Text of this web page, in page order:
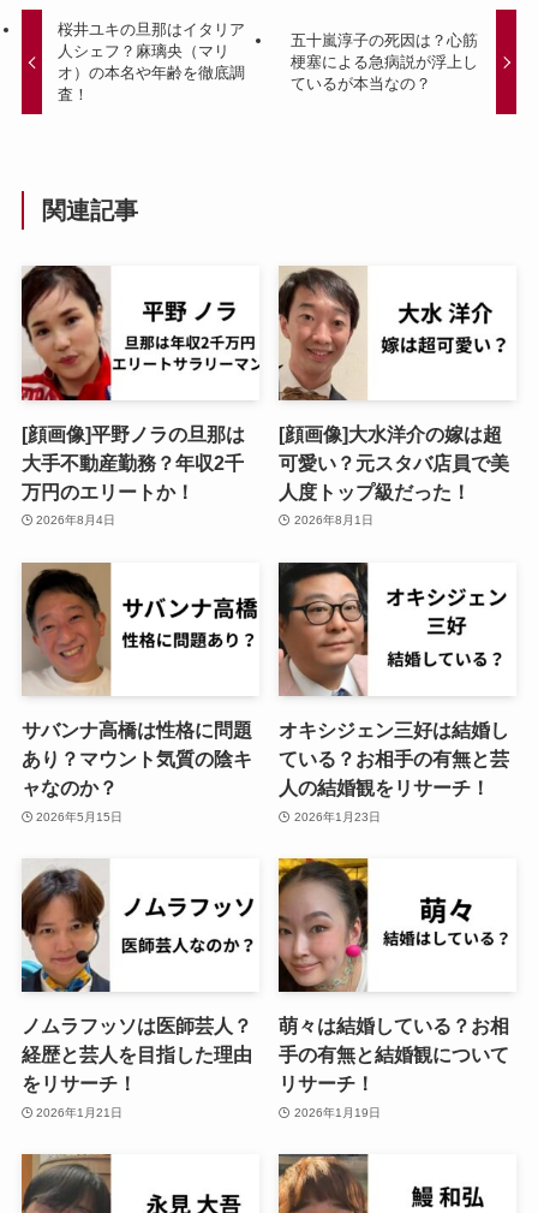
桜井ユキの旦那はイタリア
人シェフ？麻璃央（マリ
オ）の本名や年齢を徹底調
査！
五十嵐淳子の死因は？心筋
梗塞による急病説が浮上し
ているが本当なの？
関連記事
[顔画像]平野ノラの旦那は
大手不動産勤務？年収2千
万円のエリートか！
2026年8月4日
[顔画像]大水洋介の嫁は超
可愛い？元スタバ店員で美
人度トップ級だった！
2026年8月1日
サバンナ高橋は性格に問題
あり？マウント気質の陰キ
ャなのか？
2026年5月15日
オキシジェン三好は結婚し
ている？お相手の有無と芸
人の結婚観をリサーチ！
2026年1月23日
ノムラフッソは医師芸人？
経歴と芸人を目指した理由
をリサーチ！
2026年1月21日
萌々は結婚している？お相
手の有無と結婚観について
リサーチ！
2026年1月19日